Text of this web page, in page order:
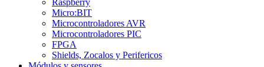
Micro:BIT
Microcontroladores AVR
Microcontroladores PIC
FPGA
Shields, Zocalos y Perifericos